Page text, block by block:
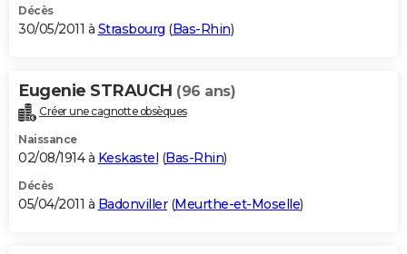
Décès
30/05/2011 à Strasbourg (Bas-Rhin)
Eugenie STRAUCH (96 ans)
Créer une cagnotte obsèques
Naissance
02/08/1914 à Keskastel (Bas-Rhin)
Décès
05/04/2011 à Badonviller(Meurthe-et-Moselle)